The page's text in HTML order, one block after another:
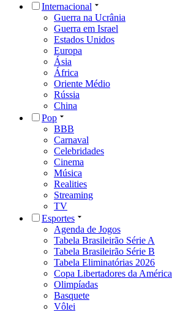
Internacional
Guerra na Ucrânia
Guerra em Israel
Estados Unidos
Europa
Ásia
África
Oriente Médio
Rússia
China
Pop
BBB
Carnaval
Celebridades
Cinema
Música
Realities
Streaming
TV
Esportes
Agenda de Jogos
Tabela Brasileirão Série A
Tabela Brasileirão Série B
Tabela Eliminatórias 2026
Copa Libertadores da América
Olimpíadas
Basquete
Vôlei